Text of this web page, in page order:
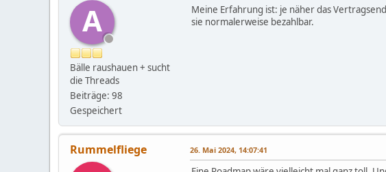
A
Bälle raushauen + sucht
die Threads
Beiträge: 98
Gespeichert
Meine Erfahrung ist: je näher das
sie normalerweise bezahlbar.
Rummelfliege 26. Mai 2024, 14:07:41